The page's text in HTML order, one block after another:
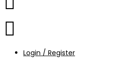
Login / Register